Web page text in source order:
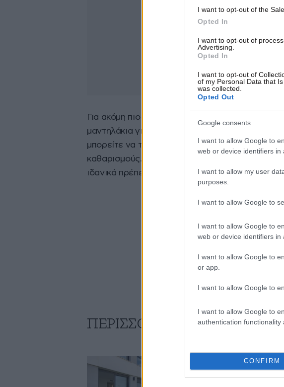
I want to opt-out of the
Opted In
I want to opt-out of
Advertising.
Opted In
I want to opt-out of
of my Personal Data that
was collected.
Opted Out
Google consents
I want to allow Google to
web or device identifiers in
I want to allow my user
purposes.
I want to allow Google to
I want to allow Google to
web or device identifiers in
I want to allow Google to
or app.
I want to allow Google to
I want to allow Google to
authentication functionality
CONFIRM
Για ακόμη πιο ολοκληρωμένο καθαρισμό,
μαντηλάκια για να περάσετε ολόκληρο το
μπορείτε να το καθαρίζετε καθημερινά και
καθαρισμούς. Η συχνότητα καθαρισμού ειδικά αν
ιδανικά πρέπει να είναι μία φορά την εβδομάδα.
ΠΕΡΙΣΣΟΤΕΡΑ ΓΙΑ ΤΟ ΣΠΙΤΙ